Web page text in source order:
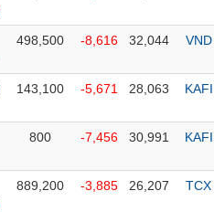
498,500 -8,616 32,044 VND
143,100 -5,671 28,063 KAFI
800 -7,456 30,991 KAFI
889,200 -3,885 26,207 TCX